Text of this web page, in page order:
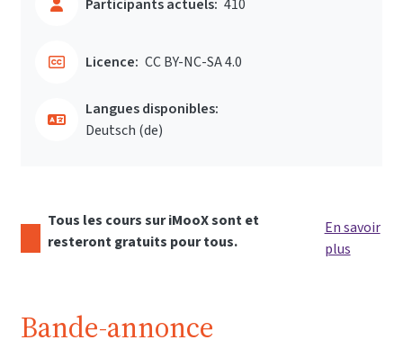
Participants actuels: 410
Licence: CC BY-NC-SA 4.0
Langues disponibles:
Deutsch ‎(de)‎
Tous les cours sur iMooX sont et
resteront gratuits pour tous.
En savoir
plus
Bande-annonce